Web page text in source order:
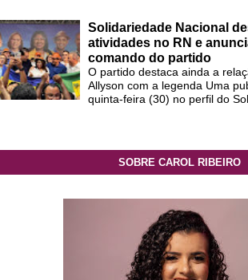
Solidariedade Nacional
atividades no RN e
comando do partido
O partido destaca ainda a
Allyson com a legenda Uma
quinta-feira (30) no perfil do
SOBRE CAROL RIBEIRO